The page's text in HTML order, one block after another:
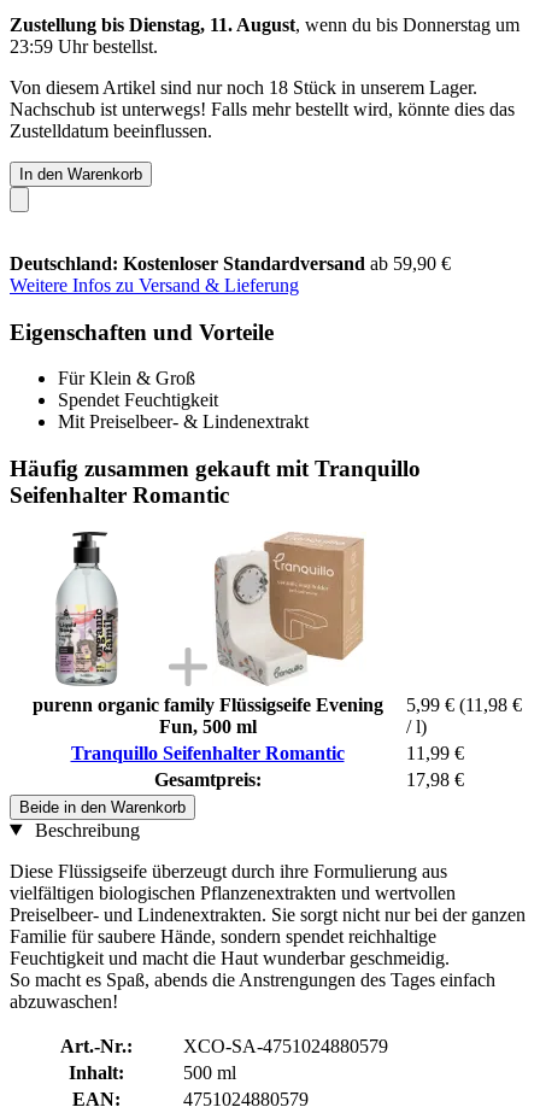
Zustellung bis Dienstag, 11. August, wenn du bis Donnerstag um
23:59 Uhrbestellst.
Von diesem Artikel sind nur noch 18 Stück in unserem Lager.
Nachschub ist unterwegs! Falls mehr bestellt wird, könnte dies das
Zustelldatum beeinflussen.
In den Warenkorb
Deutschland: Kostenloser Standardversand ab 59,90 €
Weitere Infos zu Versand & Lieferung
Eigenschaften und Vorteile
Für Klein & Groß
Spendet Feuchtigkeit
Mit Preiselbeer- & Lindenextrakt
Häufig zusammen gekauft mit Tranquillo
Seifenhalter Romantic
purenn organic family Flüssigseife Evening
Fun, 500 ml
5,99 € (11,98 €
/ l)
Tranquillo Seifenhalter Romantic
11,99 €
Gesamtpreis:
17,98 €
Beide in den Warenkorb
Beschreibung
Diese Flüssigseife überzeugt durch ihre Formulierung aus
vielfältigen biologischen Pflanzenextrakten und wertvollen
Preiselbeer- und Lindenextrakten. Sie sorgt nicht nur bei der ganzen
Familie für saubere Hände, sondern spendet reichhaltige
Feuchtigkeit und macht die Haut wunderbar geschmeidig.
So macht es Spaß, abends die Anstrengungen des Tages einfach
abzuwaschen!
Art.-Nr.:
XCO-SA-4751024880579
Inhalt:
500 ml
EAN:
4751024880579